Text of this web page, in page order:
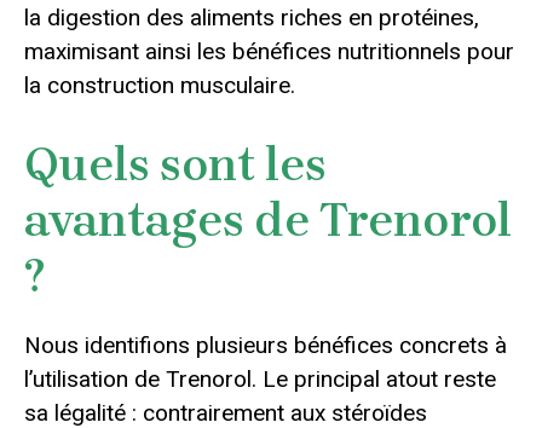
la digestion des aliments riches en protéines,
maximisant ainsi les bénéfices nutritionnels pour
la construction musculaire.
Quels sont les
avantages de Trenorol
?
Nous identifions plusieurs bénéfices concrets à
l’utilisation de Trenorol. Le principal atout reste
sa légalité : contrairement aux stéroïdes